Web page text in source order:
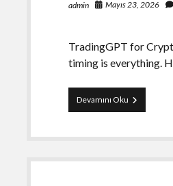
admin Mayıs 23, 2026
TradingGPT for
timing is everything.
Devamını Oku Tradinggpt
For
Arbitrage